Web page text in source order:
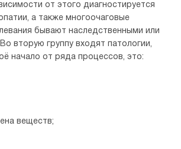
от этого диагностируется
а также многоочаговые
бывают наследственными или
вторую группу входят патологии,
начало от ряда процессов, это:
веществ;